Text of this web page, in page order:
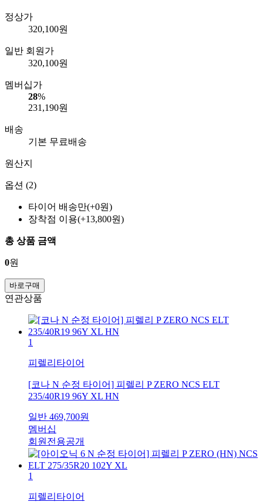
정상가
320,100원
일반 회원가
320,100원
멤버십가
28%
231,190원
배송
기본 무료배송
원산지
옵션 (2)
타이어 배송만(+0원)
장착점 이용(+13,800원)
총 상품 금액
0원
바로구매
연관상품
1
피렐리타이어
[코나 N 순정 타이어] 피렐리 P ZERO NCS ELT
235/40R19 96Y XL HN
일반 469,700원
멤버십
회원전용공개
1
피렐리타이어